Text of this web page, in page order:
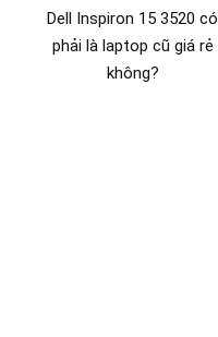
Dell Inspiron 15 3520 có
phải là laptop cũ giá rẻ
không?